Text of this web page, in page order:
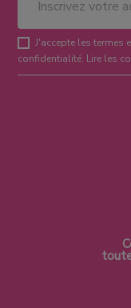
J'accepte les
confidentialité. Lire les